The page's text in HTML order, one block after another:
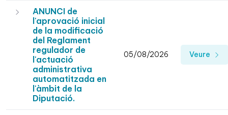
ANUNCI de
l'aprovació inicial
de la modificació
del Reglament
regulador de
l'actuació
administrativa
automatitzada en
l'àmbit de la
Diputació.
05/08/2026 Veure